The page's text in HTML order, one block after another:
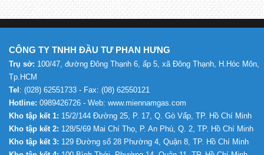
CÔNG TY TNHH ĐẦU TƯ PHAN HƯNG
Trụ sở: 100/47, đường Đông Thạnh 6, ấp 5, xã Đông Thạnh, H.Hóc Môn,
Tp.HCM
Tel: (028) 62551733 - Fax: (08) 62550121
Hotline: 0989426726 - Web: www.miennamgas.com
Kho tập kết 1: 15/2/144 Đường 25, P. 17, Q. Gò Vấp, TP. Hồ Chí Minh
Kho tập kết 2: 128/5/69 Mai Chí Thọ, P. An Phú, Q. 2, TP. Hồ Chí Minh
Kho tập kết 3: 129 Đường số 28 Phường 4, Quận 8, TP. Hồ Chí Minh